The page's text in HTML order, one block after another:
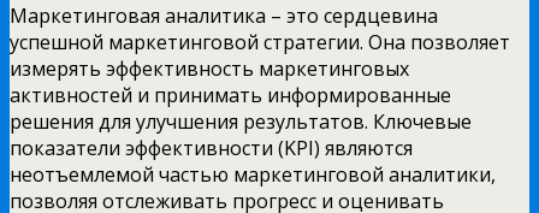
Маркетинговая аналитика – это сердцевина
успешной маркетинговой стратегии. Она позволяет
измерять эффективность маркетинговых
активностей и принимать информированные
решения для улучшения результатов. Ключевые
показатели эффективности (KPI) являются
неотъемлемой частью маркетинговой аналитики,
позволяя отслеживать прогресс и оценивать